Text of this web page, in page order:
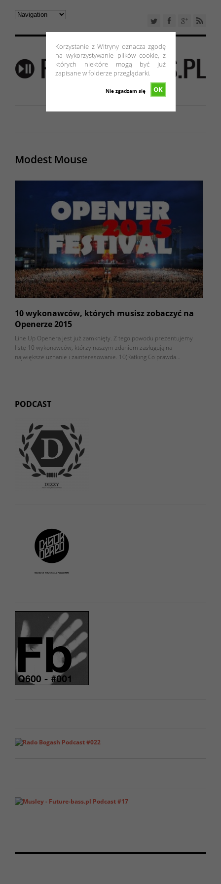
Korzystanie z Witryny oznacza zgodę
na wykorzystywanie plików cookie, z
których niektóre mogą być już
zapisane w folderze przeglądarki.
OK
Nie zgadzam się
Modest Mouse
10 wykonawców, których musisz zobaczyć na
Openerze 2015
Line Up Openera jest już zamknięty. Z tego powodu prezentujemy
listę 10 wykonawców, którzy naszym zdaniem zasługują na
największe uznanie i zainteresowanie. 10)Ratking Co prawda…
PODCAST